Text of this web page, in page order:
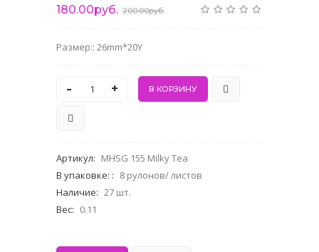
180.00руб. 200.00руб.
Размер:: 26mm*20Y
- +
Артикул: MHSG 155 Milky Tea
В упаковке: : 8 рулонов/ листов
Наличие: 27 шт.
Вес: 0.11